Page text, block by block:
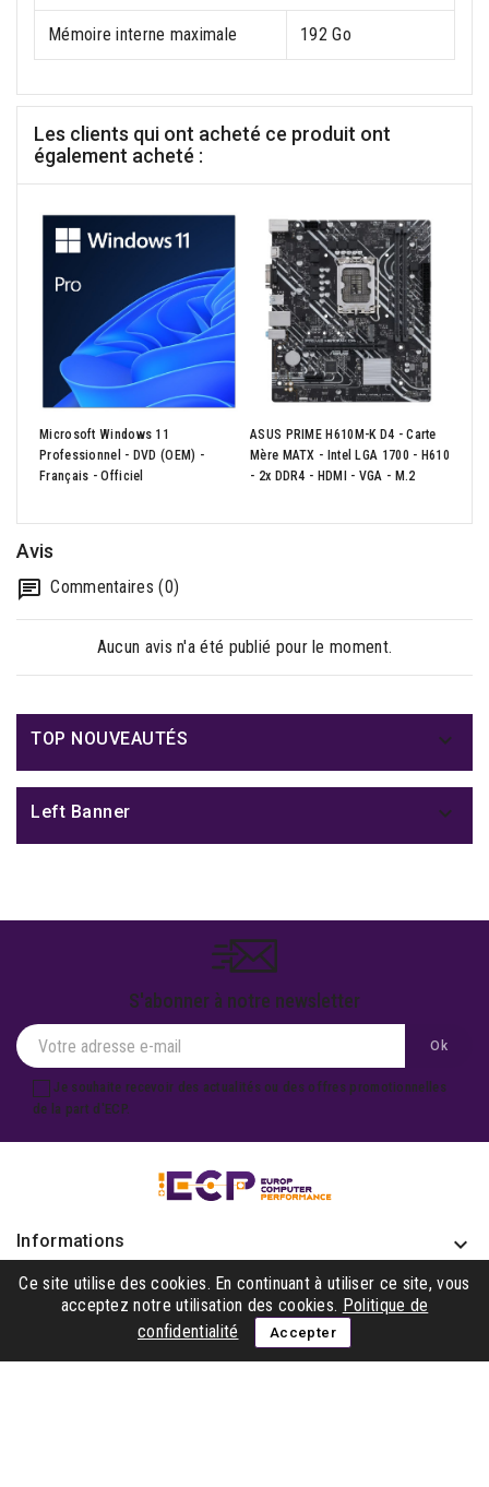
Mémoire interne maximale 192 Go
Les clients qui ont acheté ce produit ont
également acheté :
Microsoft Windows 11
Professionnel - DVD (OEM) -
Français - Officiel
ASUS PRIME H610M-K D4 - Carte
Mère MATX - Intel LGA 1700 - H610
- 2x DDR4 - HDMI - VGA - M.2
Avis
Commentaires (0)
Aucun avis n'a été publié pour le moment.
TOP NOUVEAUTÉS 
Left Banner 
S'abonner à notre newsletter
Je souhaite recevoir des actualités ou des offres promotionnelles
de la part d'ECP.
Informations keyboard_arrow_down
Produits 
Notre société
Ce site utilise des cookies. En continuant à utiliser ce site, vous
acceptez notre utilisation des cookies. Politique de
confidentialité
Accepter
